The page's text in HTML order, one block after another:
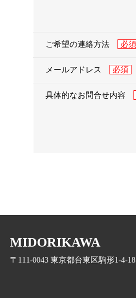
ご希望の連絡方法
メールアドレス
具体的なお問合せ内容
MIDORIKAWA
〒111-0043 東京都台東区駒形1-4-18